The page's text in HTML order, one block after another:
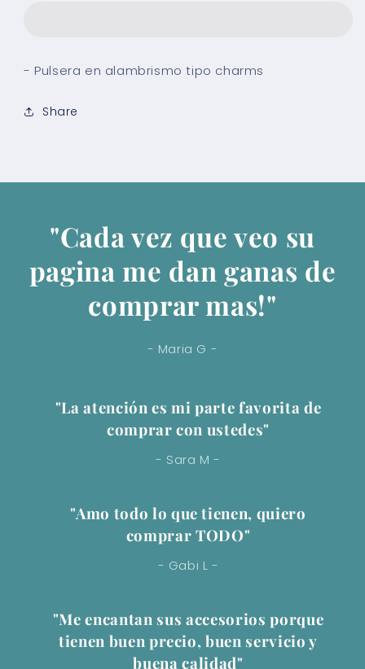
- Pulsera en alambrismo tipo charms
Share
"Cada vez que veo su
pagina me dan ganas de
comprar mas!"
- Maria G -
"La atención es mi parte favorita de
comprar con ustedes"
- Sara M -
"Amo todo lo que tienen, quiero
comprar TODO"
- Gabi L -
"Me encantan sus accesorios porque
tienen buen precio, buen servicio y
buena calidad"